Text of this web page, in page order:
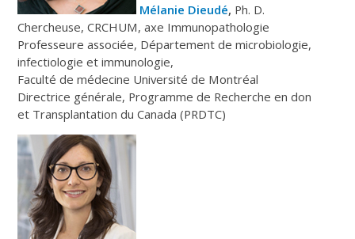
Mélanie Dieudé, Ph. D.
Chercheuse, CRCHUM, axe Immunopathologie
Professeure associée, Département de microbiologie,
infectiologie et immunologie,
Faculté de médecine Université de Montréal
Directrice générale, Programme de Recherche en don
et Transplantation du Canada (PRDTC)